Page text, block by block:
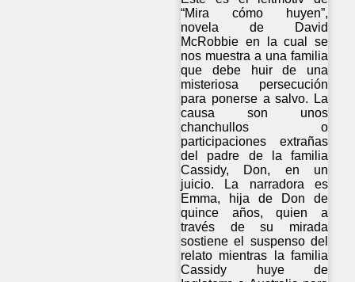
“Mira cómo huyen”,
novela de David
McRobbie en la cual se
nos muestra a una familia
que debe huir de una
misteriosa persecución
para ponerse a salvo. La
causa son unos
chanchullos o
participaciones extrañas
del padre de la familia
Cassidy, Don, en un
juicio. La narradora es
Emma, hija de Don de
quince años, quien a
través de su mirada
sostiene el suspenso del
relato mientras la familia
Cassidy huye de